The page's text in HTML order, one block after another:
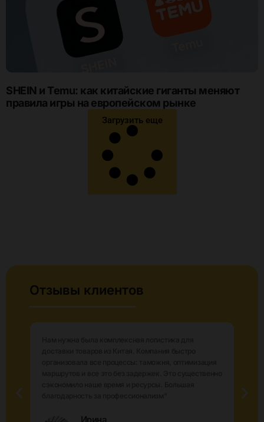
SHEIN и Temu: как китайские гиганты меняют
правила игры на европейском рынке
Загрузить еще
Отзывы клиентов
Ирина